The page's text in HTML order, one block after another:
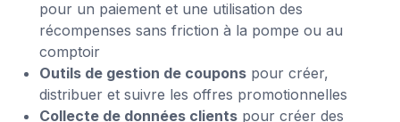
pour un paiement et une utilisation des
récompenses sans friction à la pompe ou au
comptoir
Outils de gestion de coupons pour créer,
distribuer et suivre les offres promotionnelles
Collecte de données clients pour créer des